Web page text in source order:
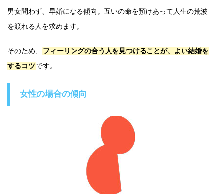
男女問わず、早婚になる傾向。互いの命を預けあって人生の荒波
を渡れる人を求めます。
そのため、
フィーリングの合う人を見つけることが、よい結婚を
するコツ です。
女性の場合の傾向